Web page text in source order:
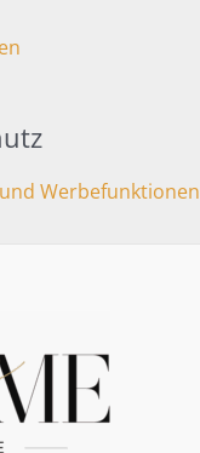
Werbefunktionen